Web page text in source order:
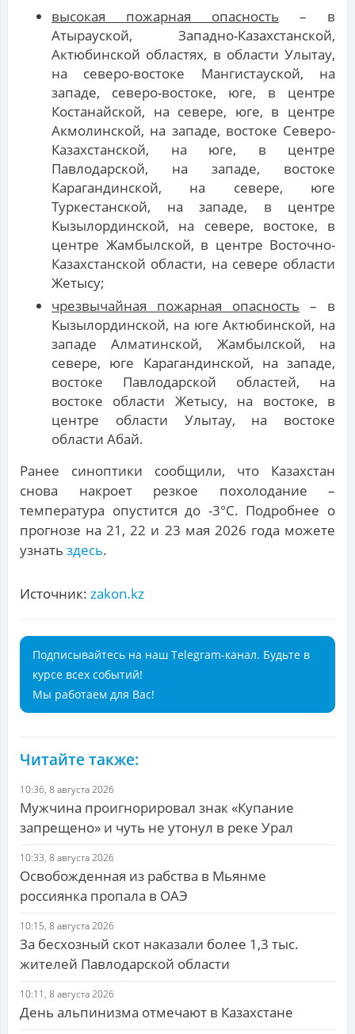
высокая пожарная опасность – в
Атырауской, Западно-Казахстанской,
Актюбинской областях, в области Улытау,
на северо-востоке Мангистауской, на
западе, северо-востоке, юге, в центре
Костанайской, на севере, юге, в центре
Акмолинской, на западе, востоке Северо-
Казахстанской, на юге, в центре
Павлодарской, на западе, востоке
Карагандинской, на севере, юге
Туркестанской, на западе, в центре
Кызылординской, на севере, востоке, в
центре Жамбылской, в центре Восточно-
Казахстанской области, на севере области
Жетысу;
чрезвычайная пожарная опасность – в
Кызылординской, на юге Актюбинской, на
западе Алматинской, Жамбылской, на
севере, юге Карагандинской, на западе,
востоке Павлодарской областей, на
востоке области Жетысу, на востоке, в
центре области Улытау, на востоке
области Абай.
Ранее синоптики сообщили, что Казахстан
снова накроет резкое похолодание –
температура опустится до -3°С. Подробнее о
прогнозе на 21, 22 и 23 мая 2026 года можете
узнать здесь.
Источник: zakon.kz
Подписывайтесь на наш Telegram-канал. Будьте в
курсе всех событий!
Мы работаем для Вас!
Читайте также:
10:36, 8 августа 2026
Мужчина проигнорировал знак «Купание
запрещено» и чуть не утонул в реке Урал
10:33, 8 августа 2026
Освобожденная из рабства в Мьянме
россиянка пропала в ОАЭ
10:15, 8 августа 2026
За бесхозный скот наказали более 1,3 тыс.
жителей Павлодарской области
10:11, 8 августа 2026
День альпинизма отмечают в Казахстане